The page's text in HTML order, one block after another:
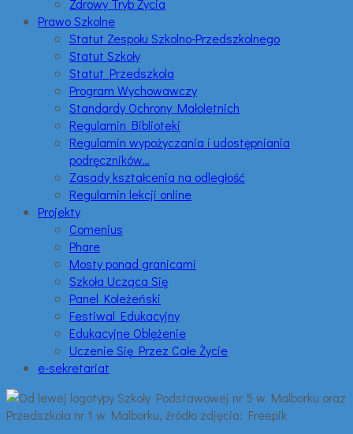
Zdrowy Tryb Życia
Prawo Szkolne
Statut Zespołu Szkolno-Przedszkolnego
Statut Szkoły
Statut Przedszkola
Program Wychowawczy
Standardy Ochrony Małoletnich
Regulamin Biblioteki
Regulamin wypożyczania i udostępniania
podręczników…
Zasady kształcenia na odległość
Regulamin lekcji online
Projekty
Comenius
Phare
Mosty ponad granicami
Szkoła Ucząca Się
Panel Koleżeński
Festiwal Edukacyjny
Edukacyjne Oblężenie
Uczenie Się Przez Całe Życie
e-sekretariat